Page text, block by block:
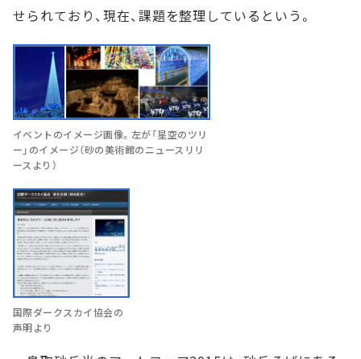
せられており、現在、課題を整理しているという。
イベントのイメージ画像。左が「星空のツリ
ー」のイメージ（砂の美術館のニュースリリ
ースより）
国際ダークスカイ協会の
声明より